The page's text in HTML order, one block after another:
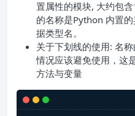
置属性的模块, 大约包
的名称是Python 内置
据类型名。
关于下划线的使用: 名
情况应该避免使用，这
方法与变量